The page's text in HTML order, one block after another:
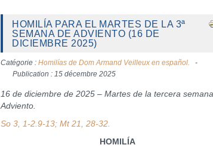
HOMILÍA PARA EL MARTES DE LA 3ª
SEMANA DE ADVIENTO (16 DE
DICIEMBRE 2025)
Catégorie :Homilías de Dom Armand Veilleux en español.
Publication : 15 décembre 2025
16 de diciembre de 2025 – Martes de la tercera
Adviento.
So 3, 1-2.9-13; Mt 21, 28-32.
HOMILÍA